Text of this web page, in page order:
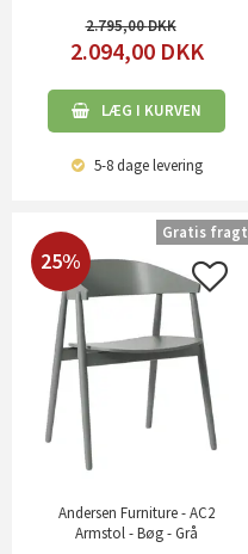
2.795,00
2.094,00 DKK
LÆG I KURVEN
5-8 dagelevering
25%
Andersen Furniture - AC2
Armstol - Bøg - Grå
Gratis fragt